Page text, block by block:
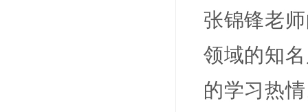
张锦锋老
领域的知
的学习热